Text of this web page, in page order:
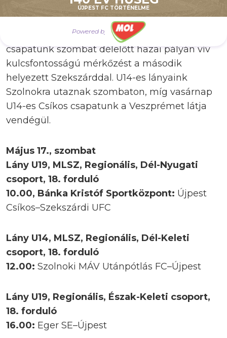
ÚJPEST FC TÖRTÉNELME
Powered by
bajnokság Észak-keleti csoportjának bajnoki
címéről döntő rangadón. A Dél-Nyugati
csoportban harmadik helyen álló U19-es Csíkos
csapatunk szombat délelőtt hazai pályán vív
kulcsfontosságú mérkőzést a második
helyezett Szekszárddal. U14-es lányaink
Szolnokra utaznak szombaton, míg vasárnap
U14-es Csíkos csapatunk a Veszprémet látja
vendégül.
Május 17., szombat
Lány U19, MLSZ, Regionális, Dél-Nyugati
csoport, 18. forduló
10.00, Bánka Kristóf Sportközpont: Újpest
Csíkos–Szekszárdi UFC
Lány U14, MLSZ, Regionális, Dél-Keleti
csoport, 18. forduló
12.00: Szolnoki MÁV Utánpótlás FC–Újpest
Lány U19, Regionális, Észak-Keleti csoport,
18. forduló
16.00: Eger SE–Újpest